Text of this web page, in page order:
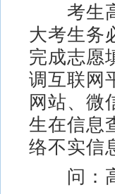
考生高
大考生务
完成志愿
调互联网
网站、微
生在信息
络不实信
问：高